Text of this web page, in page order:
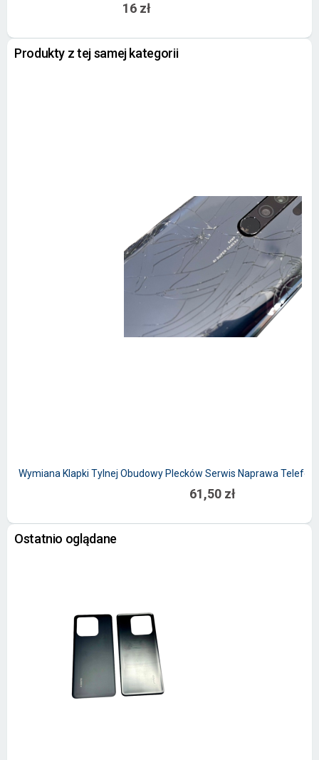
16 zł
Produkty z tej samej kategorii
Wymiana Klapki Tylnej Obudowy Plecków Serwis Naprawa
61,50 zł
Ostatnio oglądane